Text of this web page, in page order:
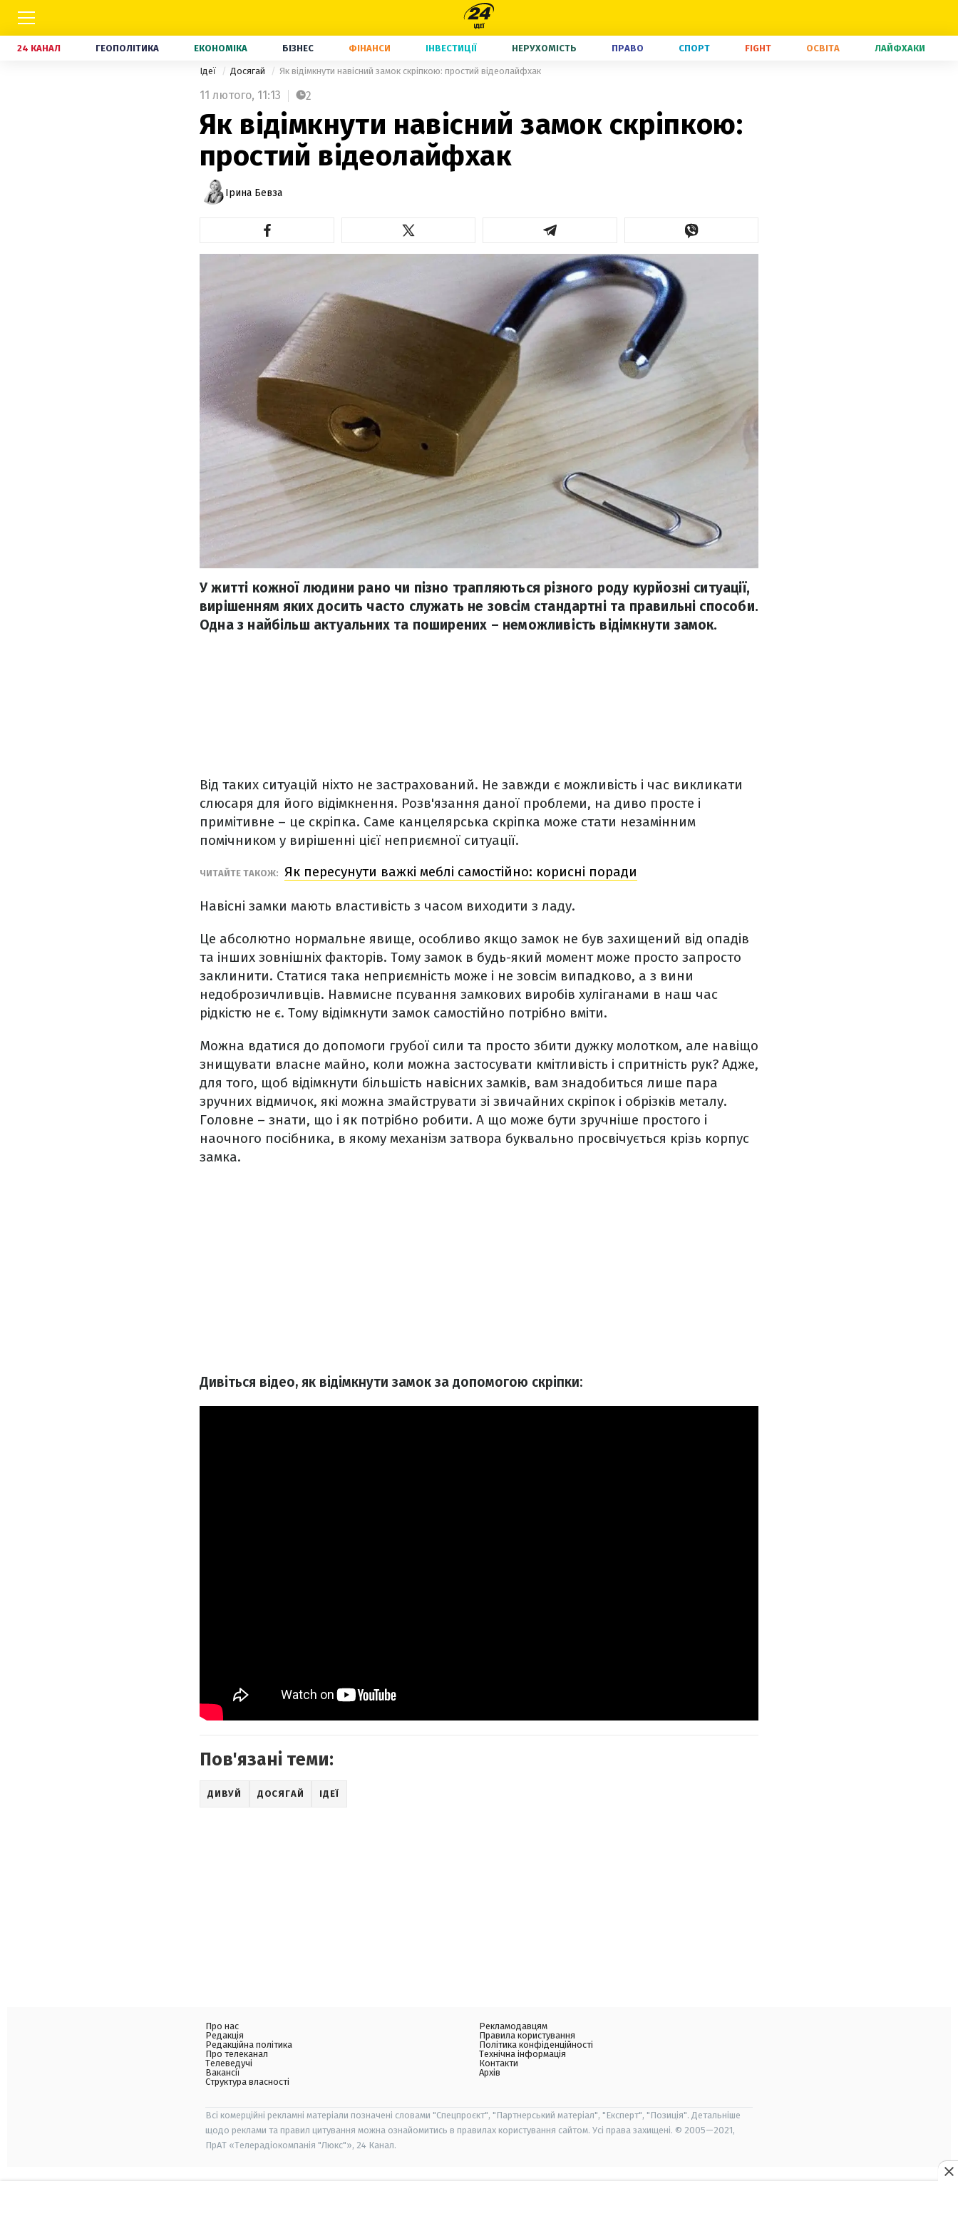
24 КАНАЛ ГЕОПОЛІТИКА ЕКОНОМІКА БІЗНЕС ФІНАНСИ ІНВЕСТИЦІЇ НЕРУХОМІСТЬ ПРАВО СПОРТ FIGHT ОСВІТА ЛАЙФХАКИ
Ідеї Досягай Як відімкнути навісний замок скріпкою: простий відеолайфхак
11 лютого, 11:13 2
Як відімкнути навісний замок скріпкою:
простий відеолайфхак
Ірина Бевза
У житті кожної людини рано чи пізно трапляються різного роду курйозні ситуації,
вирішенням яких досить часто служать не зовсім стандартні та правильні способи.
Одна з найбільш актуальних та поширених – неможливість відімкнути замок.
Від таких ситуацій ніхто не застрахований. Не завжди є можливість і час викликати
слюсаря для його відімкнення. Розв'язання даної проблеми, на диво просте і
примітивне – це скріпка. Саме канцелярська скріпка може стати незамінним
помічником у вирішенні цієї неприємної ситуації.
ЧИТАЙТЕ ТАКОЖ: Як пересунути важкі меблі самостійно: корисні поради
Навісні замки мають властивість з часом виходити з ладу.
Це абсолютно нормальне явище, особливо якщо замок не був захищений від опадів
та інших зовнішніх факторів. Тому замок в будь-який момент може просто запросто
заклинити. Статися така неприємність може і не зовсім випадково, а з вини
недоброзичливців. Навмисне псування замкових виробів хуліганами в наш час
рідкістю не є. Тому відімкнути замок самостійно потрібно вміти.
Можна вдатися до допомоги грубої сили та просто збити дужку молотком, але навіщо
знищувати власне майно, коли можна застосувати кмітливість і спритність рук? Адже,
для того, щоб відімкнути більшість навісних замків, вам знадобиться лише пара
зручних відмичок, які можна змайструвати зі звичайних скріпок і обрізків металу.
Головне – знати, що і як потрібно робити. А що може бути зручніше простого і
наочного посібника, в якому механізм затвора буквально просвічується крізь корпус
замка.
Дивіться відео, як відімкнути замок за допомогою скріпки:
Пов'язані теми:
ДИВУЙ ДОСЯГАЙ ІДЕЇ
Про нас
Редакція
Редакційна політика
Про телеканал
Телеведучі
Вакансії
Структура власності
Рекламодавцям
Правила користування
Політика конфіденційності
Технічна інформація
Контакти
Архів
Всі комерційні рекламні матеріали позначені словами "Спецпроєкт", "Партнерський матеріал", "Експерт", "Позиція". Детальніше
щодо реклами та правил цитування можна ознайомитись в правилах користування сайтом. Усі права захищені. © 2005—2021,
ПрАТ «Телерадіокомпанія "Люкс"», 24 Канал.